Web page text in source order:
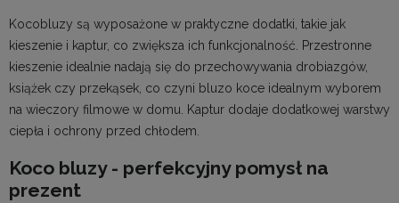
Kocobluzy są wyposażone w praktyczne dodatki, takie jak
kieszenie i kaptur, co zwiększa ich funkcjonalność. Przestronne
kieszenie idealnie nadają się do przechowywania drobiazgów,
książek czy przekąsek, co czyni bluzo koce idealnym wyborem
na wieczory filmowe w domu. Kaptur dodaje dodatkowej warstwy
ciepła i ochrony przed chłodem.
Koco bluzy - perfekcyjny pomysł na
prezent